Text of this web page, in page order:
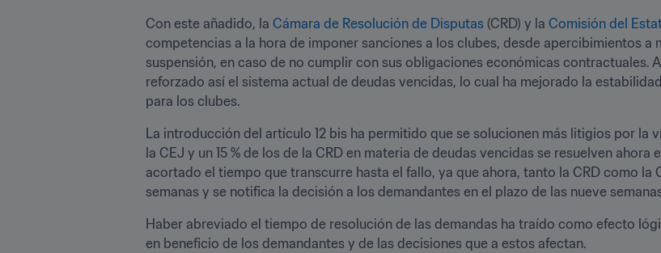
Con este añadido, la Cámara de Resolución de Disputas (CRD) y la Comisión del
competencias a la hora de imponer sanciones a los clubes, desde apercibimientos
suspensión, en caso de no cumplir con sus obligaciones económicas contractuales.
reforzado así el sistema actual de deudas vencidas, lo cual ha mejorado la
para los clubes.
La introducción del artículo 12 bis ha permitido que se solucionen más litigios por la
la CEJ y un 15 % de los de la CRD en materia de deudas vencidas se resuelven
acortado el tiempo que transcurre hasta el fallo, ya que ahora, tanto la CRD como la
semanas y se notifica la decisión a los demandantes en el plazo de las nueve
Haber abreviado el tiempo de resolución de las demandas ha traído como efecto
en beneficio de los demandantes y de las decisiones que a estos afectan.